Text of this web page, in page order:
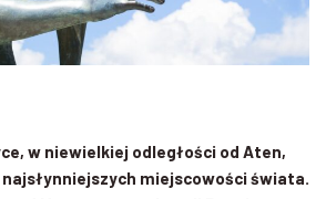
w niewielkiej odległości od Aten,
miejscowości świata.